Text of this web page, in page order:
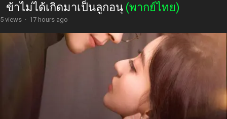
ข้าไม่ได้เกิดมาเป็นลูกอนุ (พากย์ไทย)
5 views · 17 hours ago